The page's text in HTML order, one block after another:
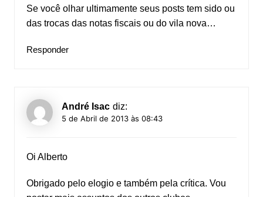
Se você olhar ultimamente seus posts tem sido ou
das trocas das notas fiscais ou do vila nova…
Responder
André Isac diz:
5 de Abril de 2013 às 08:43
Oi Alberto
Obrigado pelo elogio e também pela crítica. Vou